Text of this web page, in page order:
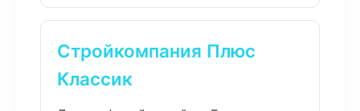
Стройкомпания Плюс
Классик